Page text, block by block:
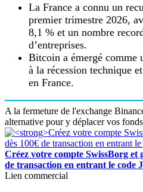
La France a connu un
premier trimestre 2026,
8,1 % et un nombre
d’entreprises.
Bitcoin a émergé comme
à la récession technique
en France.
A la fermeture de l'exchange
alternative pour y déplacer vos
Créez votre compte SwissBorg et
de transaction en entrant le code
Lien commercial